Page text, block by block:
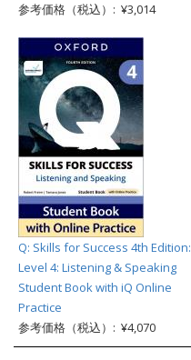
参考価格（税込）: ¥3,014
Q: Skills for Success 4th Edition:
Level 4: Listening & Speaking
Student Book with iQ Online
Practice
参考価格（税込）: ¥4,070